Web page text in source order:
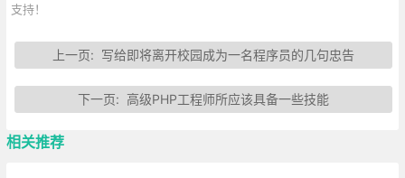
支持！
上一页: 写给即将离开校园成为一名程序员的几句忠告
下一页: 高级PHP工程师所应该具备一些技能
相关推荐